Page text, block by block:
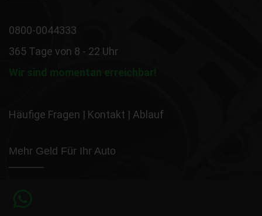
0800-0044333
365 Tage von 8 - 22 Uhr
Wir sind momentan erreichbar!
Häufige Fragen | Kontakt | Ablauf
Mehr Geld Für Ihr Auto